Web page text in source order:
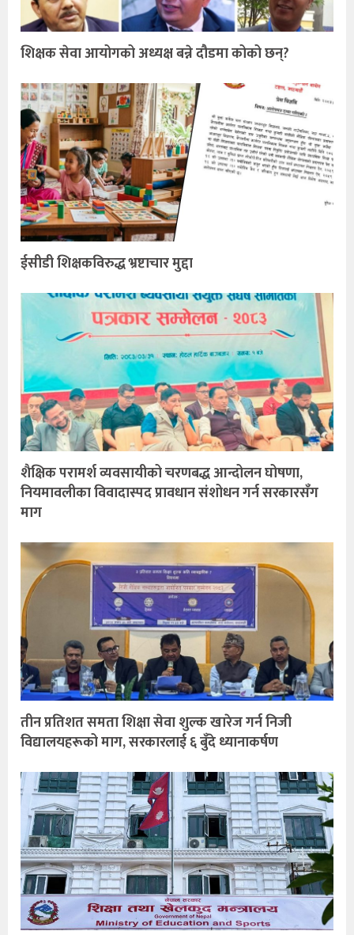
शिक्षक सेवा आयोगको अध्यक्ष बन्ने दौडमा कोको छन्?
ईसीडी शिक्षकविरुद्ध भ्रष्टाचार मुद्दा
शैक्षिक परामर्श व्यवसायीको चरणबद्ध आन्दोलन घोषणा,
नियमावलीका विवादास्पद प्रावधान संशोधन गर्न सरकारसँग
माग
तीन प्रतिशत समता शिक्षा सेवा शुल्क खारेज गर्न निजी
विद्यालयहरूको माग, सरकारलाई ६ बुँदे ध्यानाकर्षण